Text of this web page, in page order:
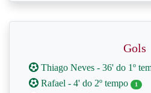
Gols
Thiago Neves - 36' do 1º
Rafael - 4' do 2º tempo 1